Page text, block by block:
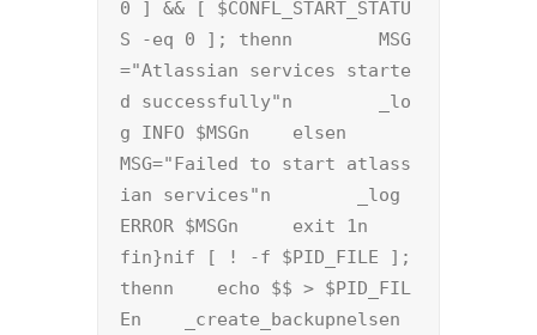
0 ] && [ $CONFL_START_STATU
S -eq 0 ]; thenn        MSG
="Atlassian services starte
d successfully"n        _lo
g INFO $MSGn    elsen
MSG="Failed to start atlass
ian services"n        _log
ERROR $MSGn	exit 1n
fin}nif [ ! -f $PID_FILE ];
thenn    echo $$ > $PID_FIL
En    _create_backupnelsen